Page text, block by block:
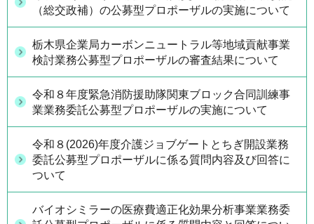
（総交政補）の公募型プロポーザルの実施について
栃木県企業局カーボンニュートラル等地域貢献事業
検討業務公募型プロポーザルの審査結果について
令和８年度緊急消防援助隊関東ブロック合同訓練事
業業務委託公募型プロポーザルの実施について
令和８(2026)年度介護ジョブゲートとちぎ開設業務
委託公募型プロポーザルに係る質問内容及び回答に
ついて
バイオシミラーの医療費適正化効果分析事業業務委